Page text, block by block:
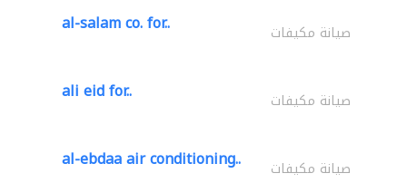
al-salam co. for.. صيانة مكيفات
ali eid for.. صيانة مكيفات
al-ebdaa air conditioning.. صيانة مكيفات